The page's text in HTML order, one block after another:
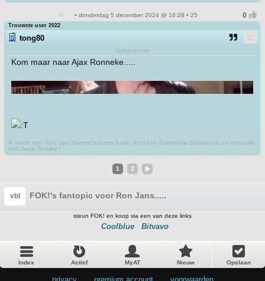
• donderdag 5 december 2024 @ 16:28 • 25
Trouwste user 2022
tong80
Spleenheup
Kom maar naar Ajax Ronneke.....
Ik noem een Tony van Heemschut,een Loeki Knol,een Brammetje Biesterveld en natuurlijk
een Japie Stobbe !
1 2
vbl FOK!'s fantopic voor Ron Jans.....
steun FOK! en koop via een van deze links
Coolblue Bitvavo
Index Actief MyAT Nieuw Opslaan